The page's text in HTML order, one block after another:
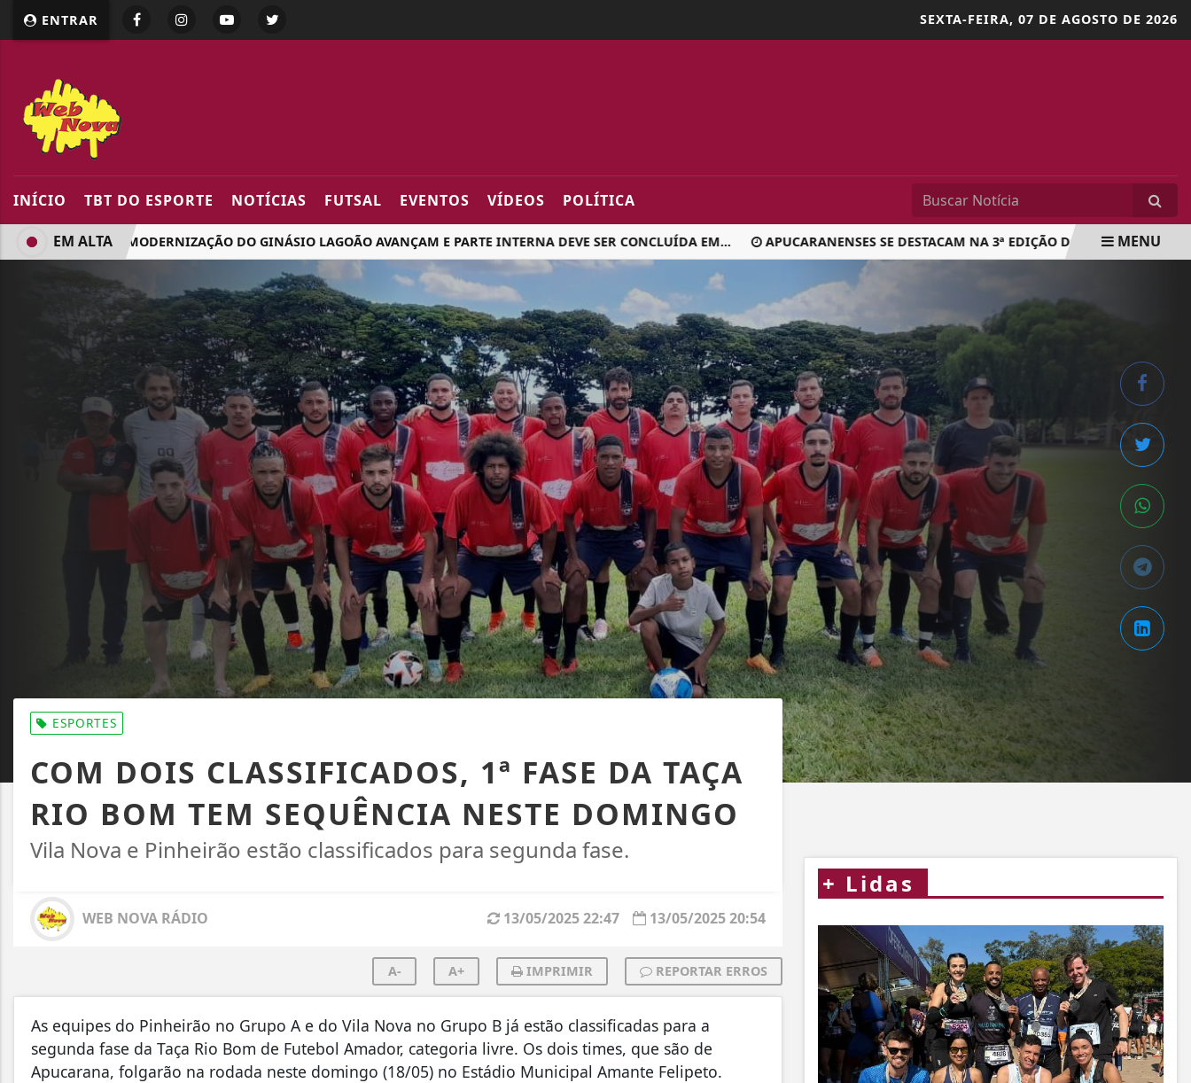
google.com, pub-5218898159836688, DIRECT, f08c47fec0942fa0
ENTRAR SEXTA-FEIRA, 07 DE AGOSTO DE 2026
INÍCIO TBT DO ESPORTE NOTÍCIAS FUTSAL EVENTOS VÍDEOS POLÍTICA
OBRAS DE MODERNIZAÇÃO DO GINÁSIO LAGOÃO AVANÇAM E PARTE INTERNA DEVE SER CONCLUÍDA EM... APUCARANENSES SE DESTACAM NA 3ª EDIÇÃO DO WUSHU OPEN EM
EM ALTA MENU
ESPORTES
COM DOIS CLASSIFICADOS, 1ª FASE DA TAÇA
RIO BOM TEM SEQUÊNCIA NESTE DOMINGO
Vila Nova e Pinheirão estão classificados para segunda fase.
WEB NOVA RÁDIO 13/05/2025 20:54
13/05/2025 22:47
A- A+ IMPRIMIR REPORTAR ERROS
As equipes do Pinheirão no Grupo A e do Vila Nova no Grupo B já estão classificadas para a
segunda fase da Taça Rio Bom de Futebol Amador, categoria livre. Os dois times, que são de
Apucarana, folgarão na rodada neste domingo (18/05) no Estádio Municipal Amante Felipeto.
+ Lidas